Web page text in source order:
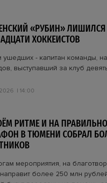
«РУБИН» ЛИШИЛСЯ
ХОККЕИСТОВ
ушедших - капитан команды,
выступавший за клуб
14:00
РИТМЕ И НА
В ТЮМЕНИ СОБРАЛ
мероприятия, на
более 250 млн